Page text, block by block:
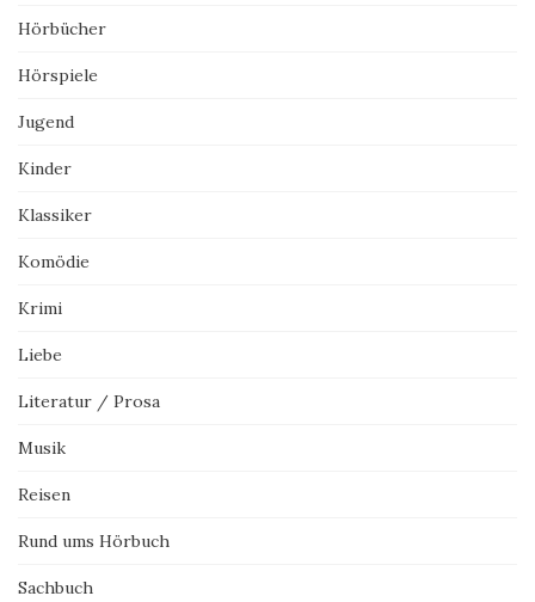
Hörbücher
Hörspiele
Jugend
Kinder
Klassiker
Komödie
Krimi
Liebe
Literatur / Prosa
Musik
Reisen
Rund ums Hörbuch
Sachbuch